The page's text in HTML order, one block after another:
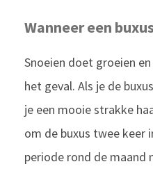
Wanneer een
Snoeien doet groeien
het geval. Als je de
je een mooie strakke
om de buxus twee keer
periode rond de maand